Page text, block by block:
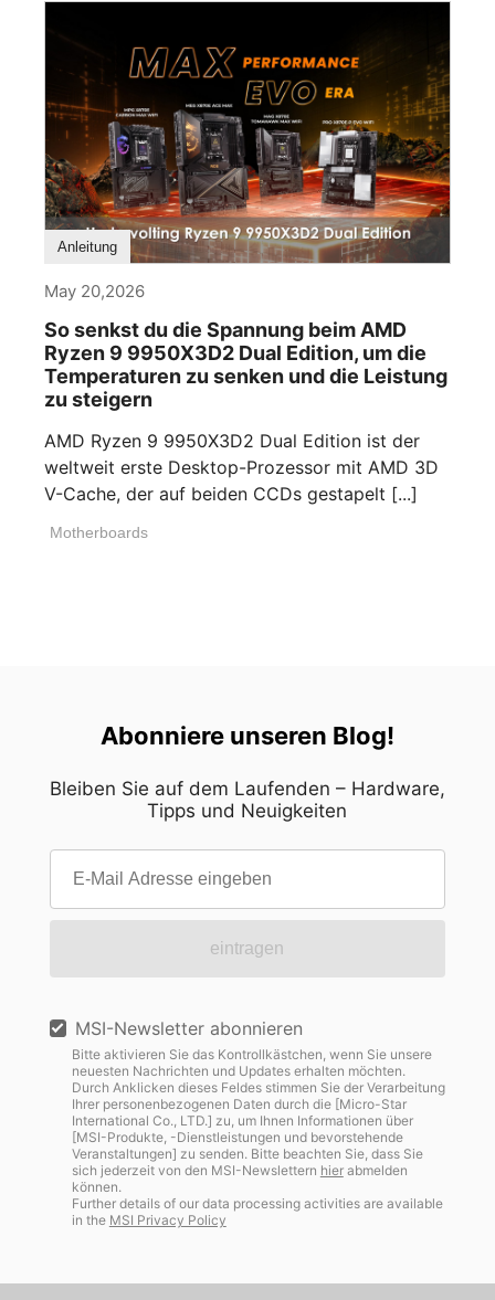
Anleitung
May 20,2026
So senkst du die Spannung beim AMD
Ryzen 9 9950X3D2 Dual Edition, um die
Temperaturen zu senken und die Leistung
zu steigern
AMD Ryzen 9 9950X3D2 Dual Edition ist der
weltweit erste Desktop-Prozessor mit AMD 3D
V-Cache, der auf beiden CCDs gestapelt [...]
Motherboards
Abonniere unseren Blog!
Bleiben Sie auf dem Laufenden – Hardware,
Tipps und Neuigkeiten
eintragen
MSI-Newsletter abonnieren
Bitte aktivieren Sie das Kontrollkästchen, wenn Sie unsere
neuesten Nachrichten und Updates erhalten möchten.
Durch Anklicken dieses Feldes stimmen Sie der Verarbeitung
Ihrer personenbezogenen Daten durch die [Micro-Star
International Co., LTD.] zu, um Ihnen Informationen über
[MSI-Produkte, -Dienstleistungen und bevorstehende
Veranstaltungen] zu senden. Bitte beachten Sie, dass Sie
sich jederzeit von den MSI-Newslettern hierabmelden
können.
Further details of our data processing activities are available
in the MSI Privacy Policy